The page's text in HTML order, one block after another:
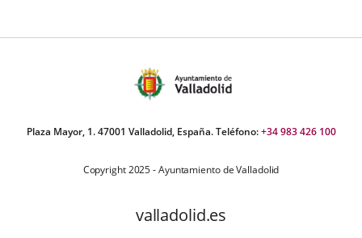
Plaza Mayor, 1. 47001 Valladolid, España. Teléfono:+34 983 426 100
Copyright 2025 - Ayuntamiento de Valladolid
valladolid.es